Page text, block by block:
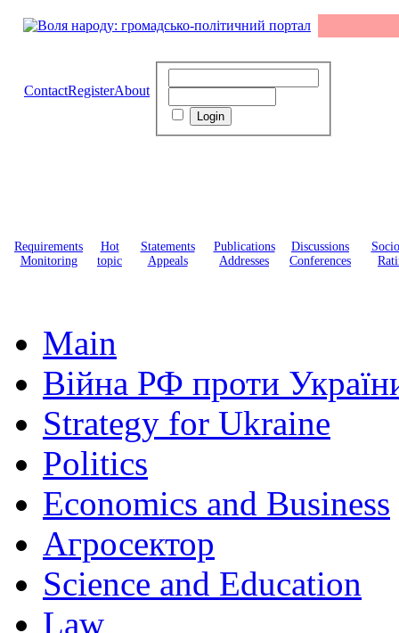
ContactRegisterAbout
Requirements
Monitoring
Hot
topic
Statements
Appeals
Publications
Addresses
Discussions
Conferences
Main
Війна РФ проти
Strategy for Ukraine
Politics
Economics and Business
Агросектор
Science and Education
Law